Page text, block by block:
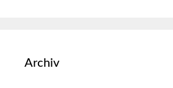
Archiv